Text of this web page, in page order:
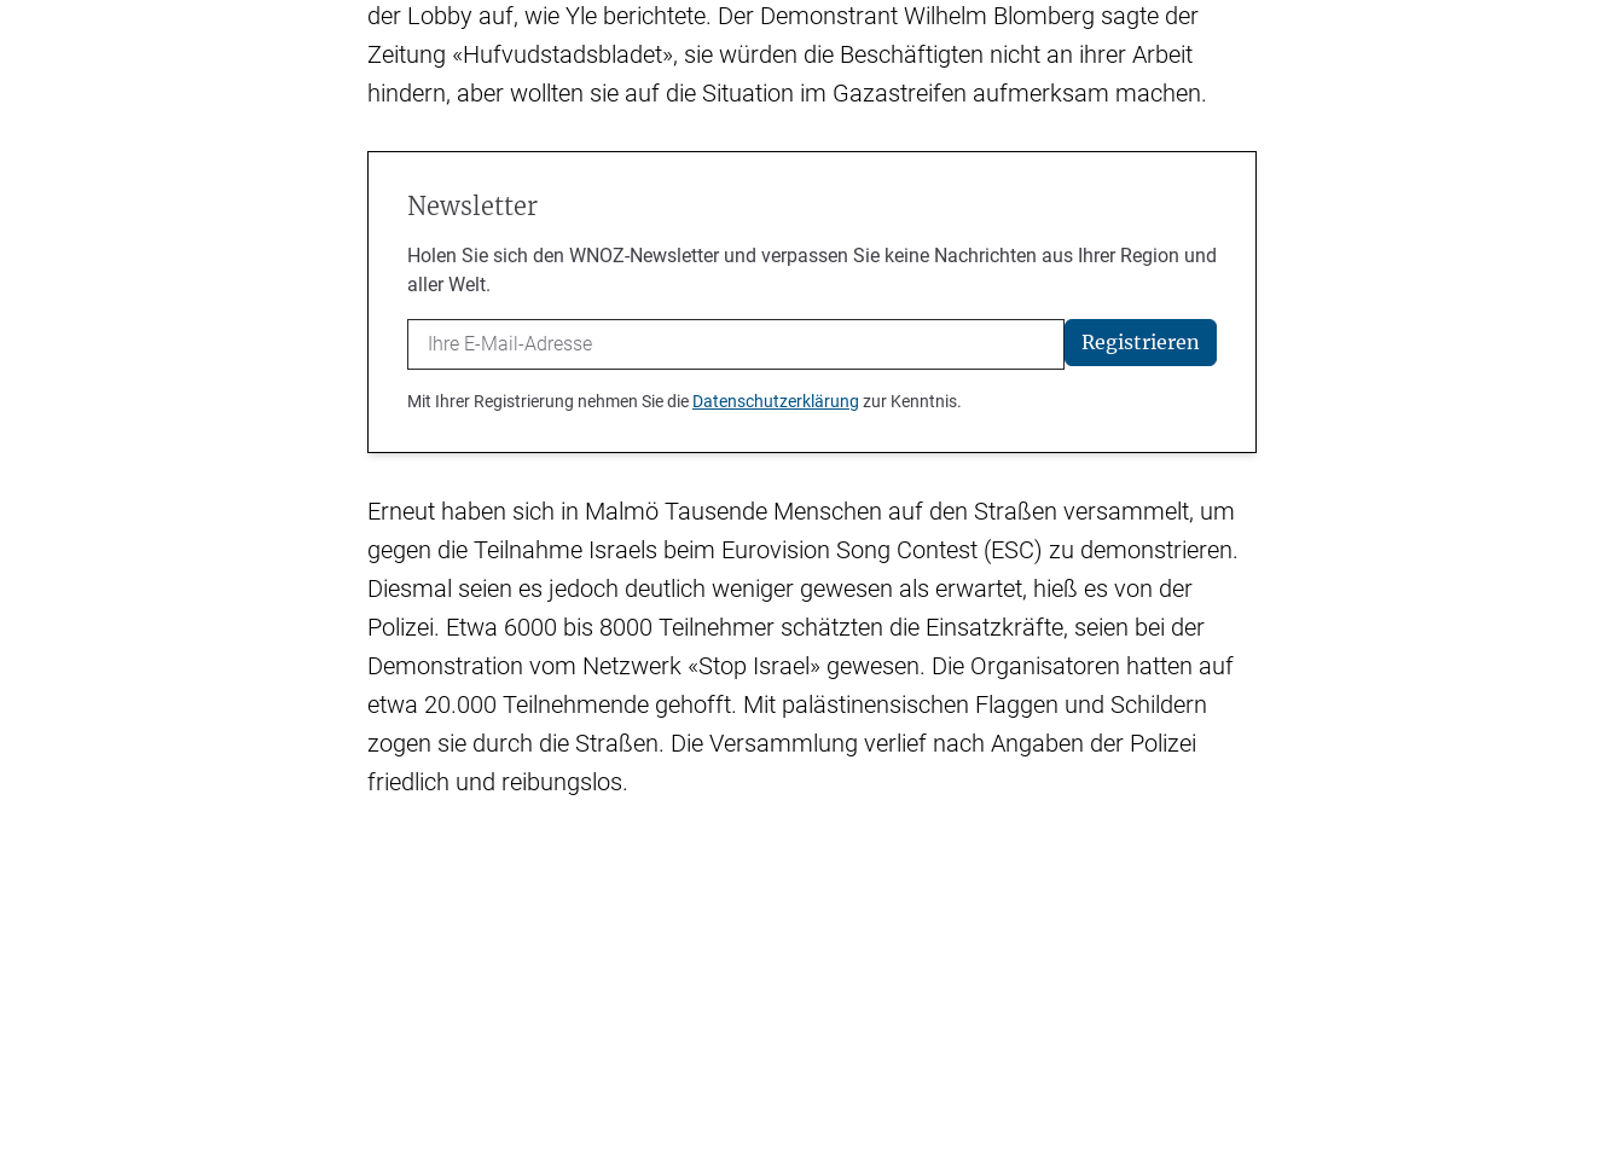
der Lobby auf, wie Yle berichtete. Der Demonstrant Wilhelm Blomberg sagte der
Zeitung «Hufvudstadsbladet», sie würden die Beschäftigten nicht an ihrer Arbeit
hindern, aber wollten sie auf die Situation im Gazastreifen aufmerksam machen.
Newsletter
Holen Sie sich den WNOZ-Newsletter und verpassen Sie keine Nachrichten aus Ihrer Region und
aller Welt.
Email Registrieren
Mit Ihrer Registrierung nehmen Sie die Datenschutzerklärung zur Kenntnis.
Erneut haben sich in Malmö Tausende Menschen auf den Straßen versammelt, um
gegen die Teilnahme Israels beim Eurovision Song Contest (ESC) zu demonstrieren.
Diesmal seien es jedoch deutlich weniger gewesen als erwartet, hieß es von der
Polizei. Etwa 6000 bis 8000 Teilnehmer schätzten die Einsatzkräfte, seien bei der
Demonstration vom Netzwerk «Stop Israel» gewesen. Die Organisatoren hatten auf
etwa 20.000 Teilnehmende gehofft. Mit palästinensischen Flaggen und Schildern
zogen sie durch die Straßen. Die Versammlung verlief nach Angaben der Polizei
friedlich und reibungslos.